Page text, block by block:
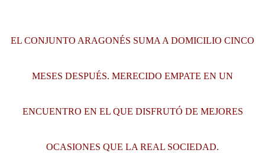
EL CONJUNTO ARAGONÉS SUMA A DOMICILIO CINCO
MESES DESPUÉS. MERECIDO EMPATE EN UN
ENCUENTRO EN EL QUE DISFRUTÓ DE MEJORES
OCASIONES QUE LA REAL SOCIEDAD.